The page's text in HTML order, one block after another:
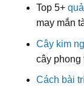
Top 5+
may mắn
Cây kim
cây phong
Cách bài